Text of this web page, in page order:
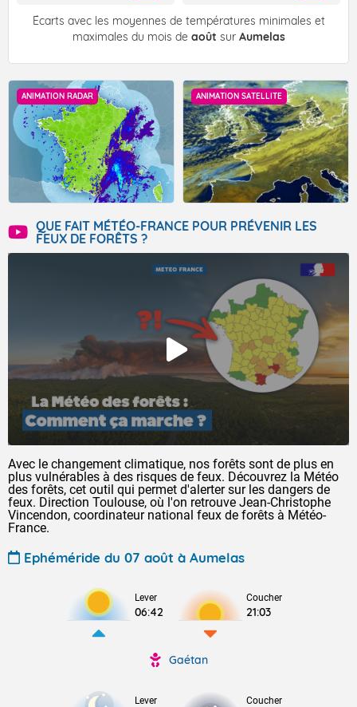
Écarts avec les moyennes de températures minimales et
maximales du mois de août sur Aumelas
ANIMATION RADAR ANIMATION SATELLITE
QUE FAIT MÉTÉO-FRANCE POUR PRÉVENIR LES
FEUX DE FORÊTS ?
Avec le changement climatique, nos forêts sont de plus en
plus vulnérables à des risques de feux. Découvrez la Météo
des forêts, cet outil qui permet d'alerter sur les dangers de
feux. Direction Toulouse, où l'on retrouve Jean-Christophe
Vincendon, coordinateur national feux de forêts à Météo-
France.
Ephéméride du 07 août à Aumelas
Lever
06:42
Coucher
21:03
Gaétan
Lever Coucher